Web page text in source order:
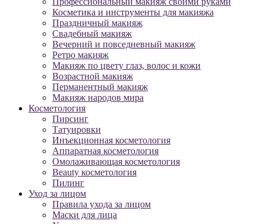
Косметика и инструменты для макияжа
Праздничный макияж
Свадебный макияж
Вечерний и повседневный макияж
Ретро макияж
Макияж по цвету глаз, волос и кожи
Возрастной макияж
Перманентный макияж
Макияж народов мира
Косметология
Пирсинг
Татуировки
Инъекционная косметология
Аппаратная косметология
Омолаживающая косметология
Beauty косметология
Пилинг
Уход за лицом
Правила ухода за лицом
Маски для лица